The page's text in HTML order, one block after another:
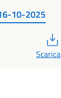
10-2025
Scarica